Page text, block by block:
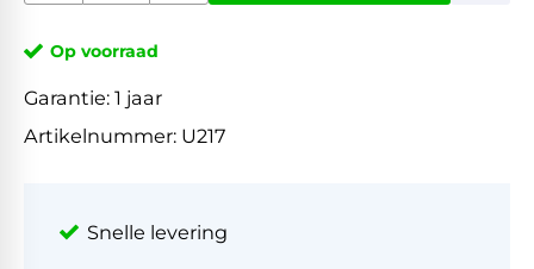
Op voorraad
Garantie: 1 jaar
Artikelnummer: U217
Snelle levering